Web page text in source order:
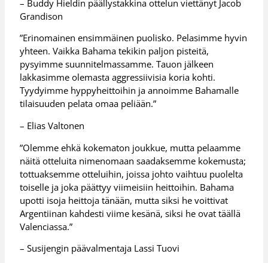
– Buddy Hieldin päällystakkina ottelun viettänyt Jacob
Grandison
”Erinomainen ensimmäinen puolisko. Pelasimme hyvin
yhteen. Vaikka Bahama tekikin paljon pisteitä,
pysyimme suunnitelmassamme. Tauon jälkeen
lakkasimme olemasta aggressiivisia koria kohti.
Tyydyimme hyppyheittoihin ja annoimme Bahamalle
tilaisuuden pelata omaa peliään.”
– Elias Valtonen
”Olemme ehkä kokematon joukkue, mutta pelaamme
näitä otteluita nimenomaan saadaksemme kokemusta;
tottuaksemme otteluihin, joissa johto vaihtuu puolelta
toiselle ja joka päättyy viimeisiin heittoihin. Bahama
upotti isoja heittoja tänään, mutta siksi he voittivat
Argentiinan kahdesti viime kesänä, siksi he ovat täällä
Valenciassa.”
– Susijengin päävalmentaja Lassi Tuovi